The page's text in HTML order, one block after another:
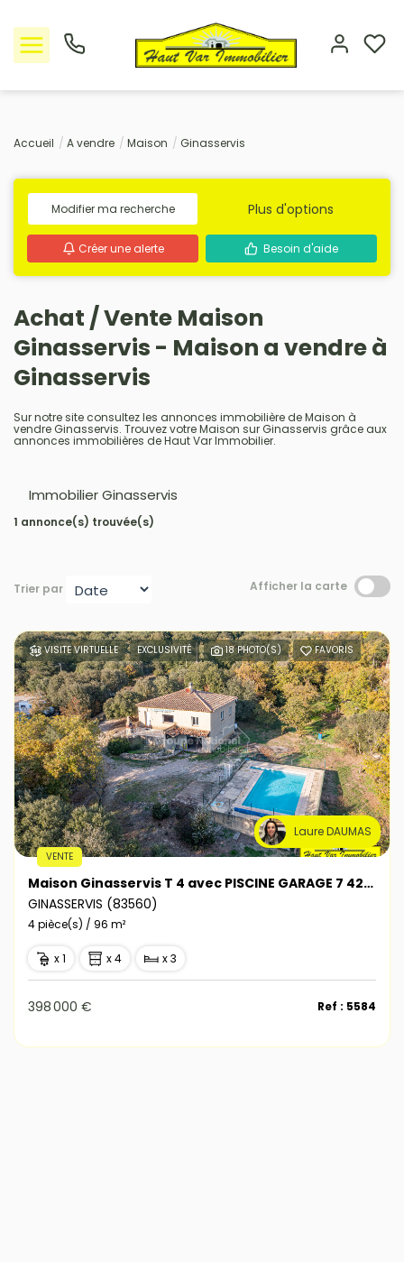
Nos offres
L'Agence
Rejoindre le groupement
Avis clients
Estimation
Avis clients
Accueil A vendre Maison Ginasservis
Modifier ma recherche Plus d'options
Créer une alerte Besoin d'aide
Achat / Vente Maison
Ginasservis - Maison a vendre à
Ginasservis
Sur notre site consultez les annonces immobilière de Maison à
vendre Ginasservis. Trouvez votre Maison sur Ginasservis grâce aux
annonces immobilières de Haut Var Immobilier.
Immobilier Ginasservis
1 annonce(s) trouvée(s)
Trier par Afficher la carte
VISITE VIRTUELLE EXCLUSIVITÉ 18 PHOTO(S) FAVORIS
Laure DAUMAS
VENTE
Maison Ginasservis T 4 avec PISCINE GARAGE 7 423m² de terrain
GINASSERVIS (83560)
4 pièce(s) / 96 m²
x 1 x 4 x 3
398 000 € Ref : 5584